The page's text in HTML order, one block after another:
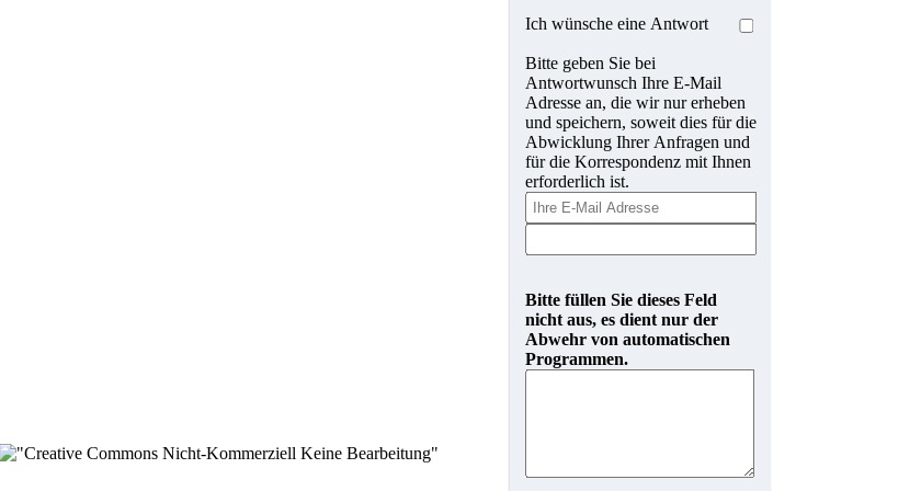
Ich wünsche eine Antwort
Bitte geben Sie bei
Antwortwunsch Ihre E-Mail
Adresse an, die wir nur erheben
und speichern, soweit dies für die
Abwicklung Ihrer Anfragen und
für die Korrespondenz mit Ihnen
erforderlich ist.
Bitte füllen Sie dieses Feld
nicht aus, es dient nur der
Abwehr von automatischen
Programmen.